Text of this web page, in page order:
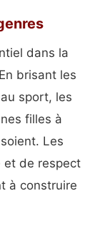
à
et à
…
dans la
brisant les
sport, les
filles à
Les
et de respect
à construire